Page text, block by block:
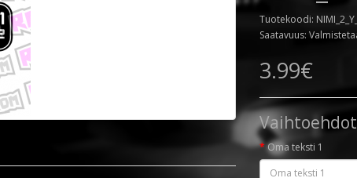
Tuotekoodi:
Saatavuus:
3.99€
Vaihtoehdot
Oma teksti 1